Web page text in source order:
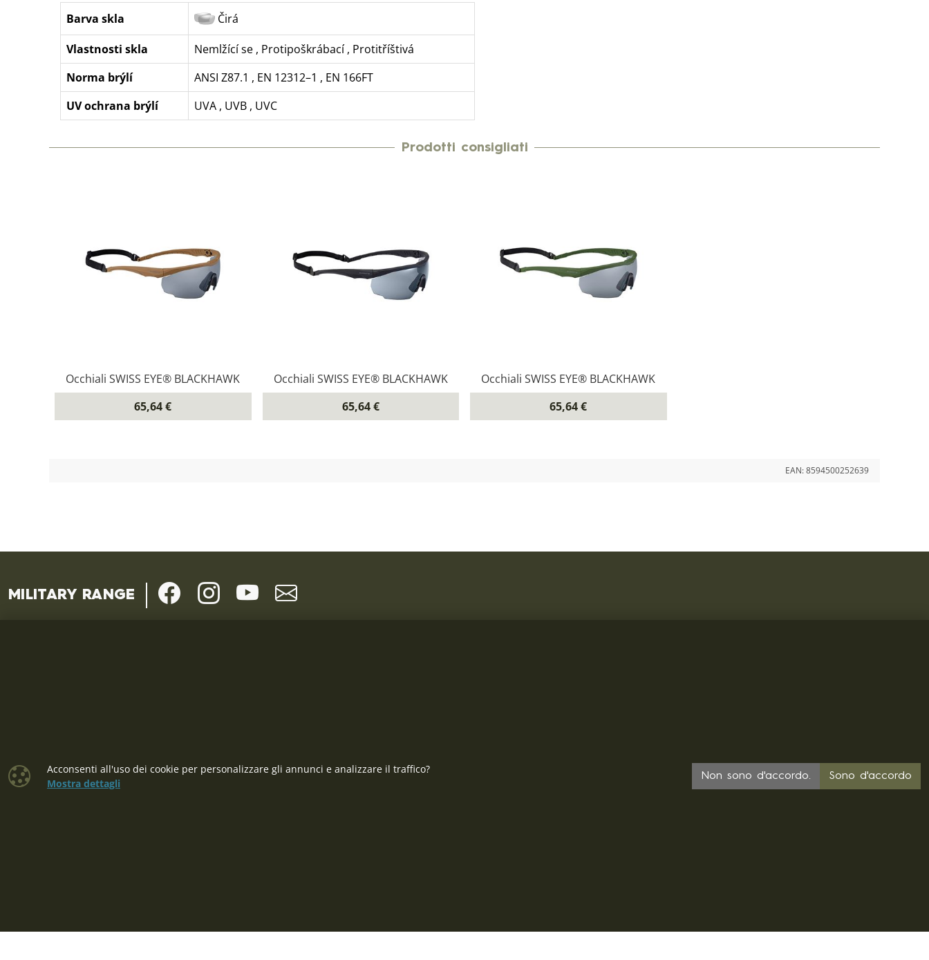
Acconsenti all'uso dei cookie per personalizzare gli annunci e analizzare il traffico?
Mostra dettagli
Non sono d'accordo. Sono d'accordo
Barva skla
Čirá
Vlastnosti skla
Nemlžící se , Protipoškrábací , Protitříštivá
Norma brýlí
ANSI Z87.1 , EN 12312–1 , EN 166FT
UV ochrana brýlí
UVA , UVB , UVC
Prodotti consigliati
Occhiali SWISS EYE® BLACKHAWK
65,64 €
Occhiali SWISS EYE® BLACKHAWK
65,64 €
Occhiali SWISS EYE® BLACKHAWK
65,64 €
EAN:8594500252639
MILITARY RANGE
Cookies